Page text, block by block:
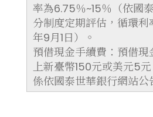
率為6.75％~15％（依國
分制度定期評估，循環利
年9月1日）。
預借現金手續費：預借
上新臺幣150元或美元5
係依國泰世華銀行網站公